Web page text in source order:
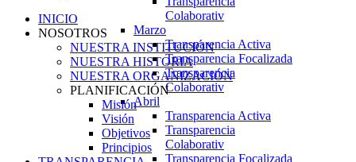
Colaborativ
Marzo
Transparencia Activa
Transparencia Focalizada
Transparencia
Colaborativ
Abril
Transparencia Activa
Transparencia
Colaborativ
Transparencia Focalizada
INICIO
NOSOTROS
NUESTRA INSTITUCIÓN
NUESTRA HISTORIA
NUESTRA ORGANIZACIÓN
PLANIFICACIÓN
Misión
Visión
Objetivos
Principios